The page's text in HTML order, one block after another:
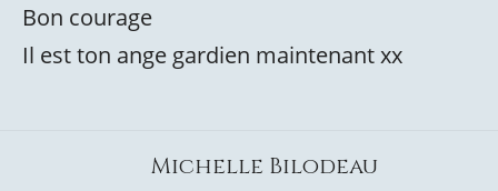
Bon courage
Il est ton ange gardien maintenant xx
Michelle Bilodeau